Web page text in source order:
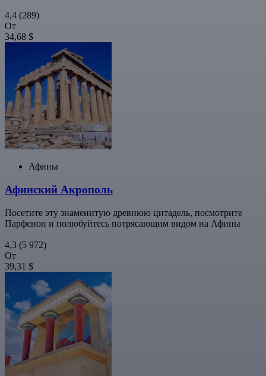
4,4 (289)
От
34,68 $
Афины
Афинский Акрополь
Посетите эту знаменитую древнюю цитадель, посмотрите
Парфенон и полюбуйтесь потрясающим видом на Афины
4,3 (5 972)
От
39,31 $